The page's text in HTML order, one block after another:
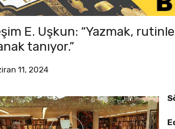
E. Uşkun: “Yazmak,
tanıyor.”
11, 2024